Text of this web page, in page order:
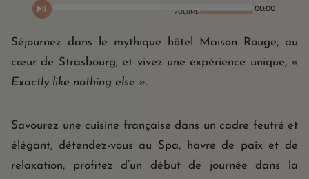
CHAMBRES & SUITES
RESTAURANT « LE 1387 »
LES SALONS MISTINGUETT
ESPACE FITNESS
OFFRES SPÉCIALES
BONS CADEAUX
VOLUME 00:00
Séjournez dans le mythique hôtel Maison Rouge, au
cœur de Strasbourg, et vivez une expérience unique, «
Exactly like nothing else ».
Savourez une cuisine française dans un cadre feutré et
élégant, détendez-vous au Spa, havre de paix et de
relaxation, profitez d’un début de journée dans la